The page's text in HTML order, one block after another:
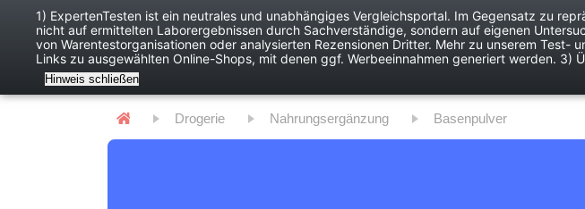
Baby Digitales Drogerie Elektronik
Drogerie Nahrungsergänzung Basenpulver
1) ExpertenTesten ist ein neutrales und unabhängiges Vergleichsportal. Im Gegensatz zu
nicht auf ermittelten Laborergebnissen durch Sachverständige, sondern auf eigenen
von Warentestorganisationen oder analysierten Rezensionen Dritter. Mehr zu unserem Test-
Links zu ausgewählten Online-Shops, mit denen ggf. Werbeeinnahmen generiert werden. 3)
Hinweis schließen